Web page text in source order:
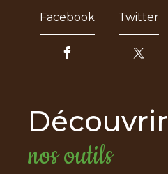
Facebook Twitter
découvrir
nos outils